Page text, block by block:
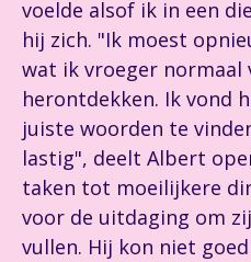
voelde alsof ik in een
hij zich. "Ik moest
wat ik vroeger normaal
herontdekken. Ik vond
juiste woorden te
lastig", deelt Albert
taken tot moeilijkere
voor de uitdaging om
vullen. Hij kon niet